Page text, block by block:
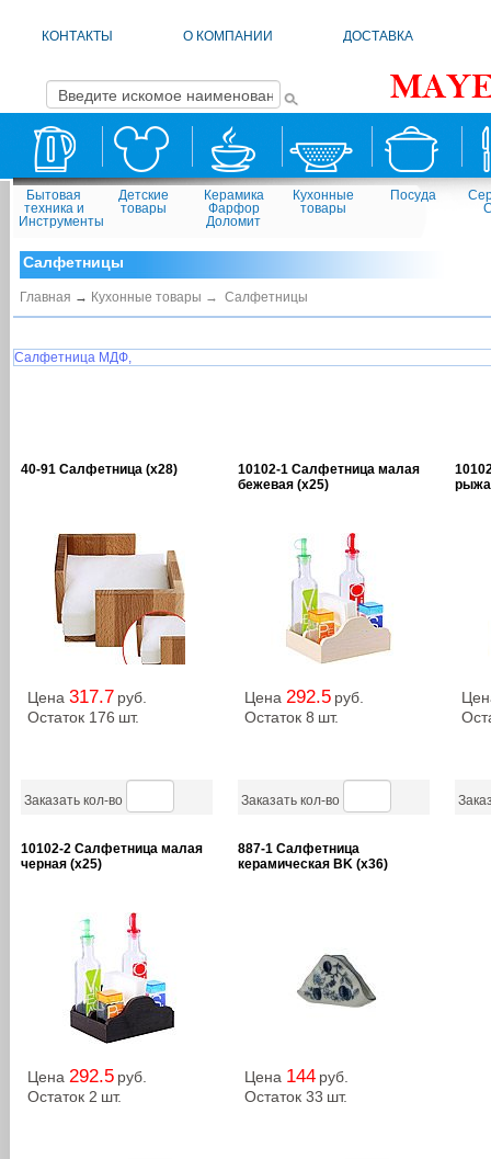
КОНТАКТЫ О КОМПАНИИ ДОСТАВКА
Бытовая
техника и
Инструменты
Детские
товары
Керамика
Фарфор
Доломит
Кухонные
товары
Посуда
Салфетницы
Главная → Кухонные товары → Салфетницы
Салфетница МДФ,
40-91 Салфетница (х28)
Цена 317.7 руб.
Остаток 176 шт.
Заказать кол-во
10102-1 Салфетница малая
бежевая (х25)
Цена 292.5 руб.
Остаток 8 шт.
Заказать кол-во
10102-2 Салфетница малая
черная (х25)
Цена 292.5 руб.
Остаток 2 шт.
887-1 Салфетница
керамическая BK (х36)
Цена 144 руб.
Остаток 33 шт.